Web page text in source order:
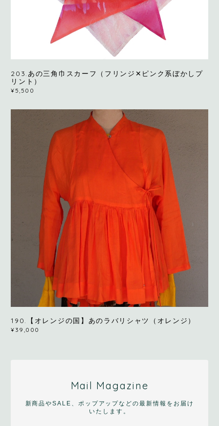
203.あの三角巾スカーフ（フリンジ✕ピンク系ぼかしプ
リント）
¥5,500
190.【オレンジの国】あのラバリシャツ（オレンジ）
¥39,000
Mail Magazine
新商品やSALE、ポップアップなどの最新情報をお届け
いたします。